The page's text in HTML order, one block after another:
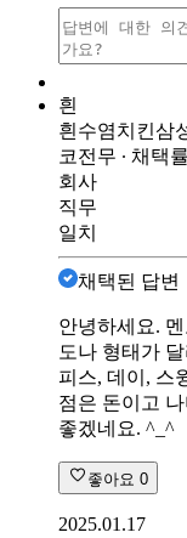
흰
흰수염치킨삼
코전무 ∙ 채택률
회사
직무
일치
채택된 답변
안녕하세요.
도나 형태가
피스, 데이, 스
점은 돈이고
좋겠네요. ^_^
좋아요 0
2025.01.17